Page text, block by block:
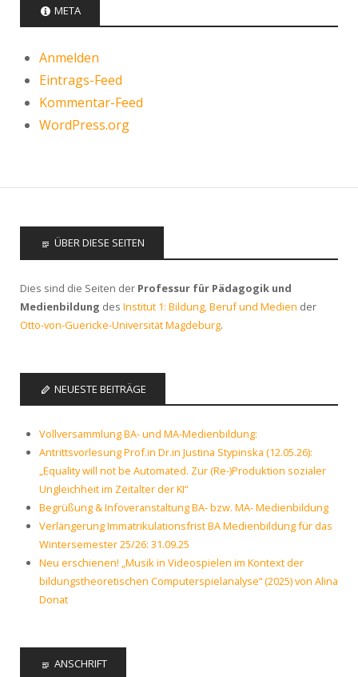
META
Anmelden
Eintrags-Feed
Kommentar-Feed
WordPress.org
ÜBER DIESE SEITEN
Dies sind die Seiten der Professur für Pädagogik und
Medienbildung des Institut 1: Bildung, Beruf und Medien der
Otto-von-Guericke-Universität Magdeburg.
NEUESTE BEITRÄGE
Vollversammlung BA- und MA-Medienbildung:
Antrittsvorlesung Prof.in Dr.in Justina Stypinska (12.05.26):
„Equality will not be Automated. Zur (Re-)Produktion sozialer
Ungleichheit im Zeitalter der KI“
Begrüßung & Infoveranstaltung BA- bzw. MA- Medienbildung
Verlängerung Immatrikulationsfrist BA Medienbildung für das
Wintersemester 25/26: 31.09.25
Neu erschienen! „Musik in Videospielen im Kontext der
bildungstheoretischen Computerspielanalyse“ (2025) von Alina
Donat
ANSCHRIFT